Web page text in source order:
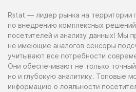
Rstat — лидер рынка на территории
по внедрению комплексных
посетителей и анализу данных! Мы
не имеющие аналогов сенсоры
учитывают все потребности
Они обеспечивают не только
но и глубокую аналитику. Топовые
информацию о лояльности